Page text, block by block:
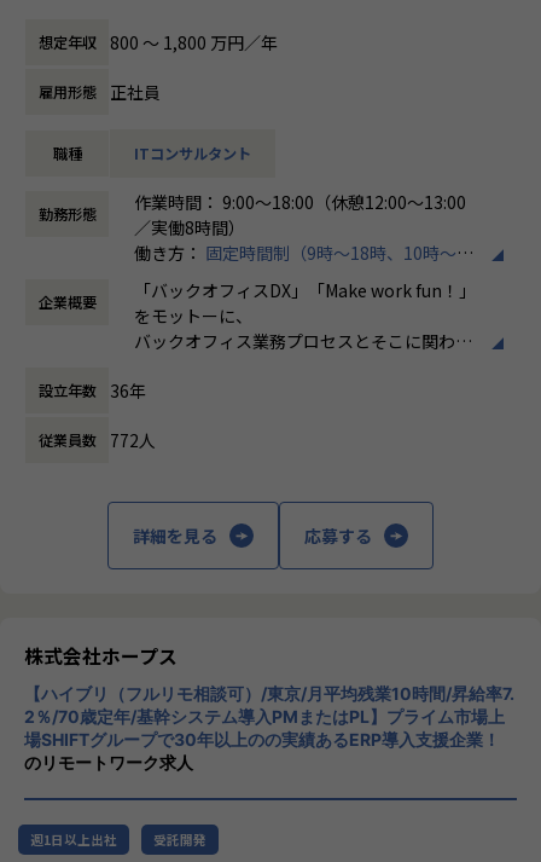
る」
・「日本で新しいマーケットを開拓する」
・「日本でもっと浸透させ、よりよい未来を創る」
だける方からのご応募をお待ちしております！
＜ホープスBLOGもご覧ください＞
プロジェクトの具体例やホープスの社風が分かる記事を掲載
しております！
是非ご覧ください！
HOPES Blog：https://blog.hopes-ise.co.jp/
・開発に強いホープス！そのため上流～下流工程まで案件の
・上流工程やマネジメント、コンサルタントにステップアッ
・ハイブリッド勤務あり！
・平均残業時間が月10時間！ワークライフバランスも整った
【業務の変更の範囲】
IT開発関連業務
実務を通してAWSの設計・構築スキルを高めるため、ホープ
スへご入社。
・Iさん（40代前半）
用・EOL対応に携わり、TerraformやAnsibleを用いた自動
AWS環境の保守・改善を中心に、ユーザー調整・スケジュー
ル管理も担当し、技術とマネジメントの両面からプロジェク
上流工程からシステム全体を俯瞰して関わった経験を活か
し、運用・保守だけでなく設計・構築に継続的に関われる環
境を求め、ホープスへご入社。
・Oさん（50代前半）
運用担当として従事。
ストとして活躍できる場を求めホープスへご入社。
「バックオフィスDX」「Make work fun！」をモットーに、
バックオフィス業務とそこに関わる人たちの働き方を変えて
いくことを通して、企業競争力を向上させることを使命とし
ています。
ヒトが元気になれば、ビジネスも活性化する。​
HOPESはヒトが何をすべきかを追求し、ITの力で “働くを楽
しく” へリノベートすることで社会に貢献します。​
ホープスでは、リモートワーク活用があり平
く、プロジェクトに応じて柔軟な働き方がで
ています。
具体的には、以下のような業務に携わっていただきます。
・SAPシステムの導入プロジェクト支援（要件定義、設計、
実装、テスト、運用保守）
・クライアントとの折衝および課題解決の提案
売上過去最高記録を更新している当社では、今まさに第二次
準大手から中堅規模の企業に特化して、プライム案件、ERP
導入案件、DX推進案件の拡大に注力しております。
SAPコンサルタントとして組織を一緒に作っていただける方
ホープスは、ERP・ERP周辺のシステム開発・導入、
・MISSION「ワークをもっとワクワクに」
ヒトが元気になれば、ビジネスも活性化する。
・VISION「基幹系業務DXをリード」
ITの力で人手不足の解消と流動性の拡大に寄与するサービス
を提供し、世の中の仕事の標準化の輪を広げます。
【ホープスの目指す世界】
《ERP導入を支援し、業務標準化の輪を広げる》
準大手から中堅規模の企業においては実現していない企業が
想定年収 800 〜 1,800 万円／年
雇用形態 正社員
職種 ITコンサルタント
勤務形態
作業時間： 9:00～18:00（休憩12:00～13:00
／実働8時間）
働き方： 固定時間制（9時～18時、10時～19
時など）
時間外労働の有無： 有（月平均10時間）
休憩時間： 60分
企業概要
「バックオフィスDX」「Make work fun！」
をモットーに、
バックオフィス業務プロセスとそこに関わる
企業競争力を向上させることを使命としてい
チ開発やコンサルティングまで幅広いサービ
スを提供しています。クラウドERPやローコ
ード開発を柱とし、業務効率化やDX推進、経
CloudやOracle ERP Cloudなどを活用し、企
業の業務プロセスを最適化し、経営管理の強
化を図っています1。
社風/文化
ホープスは、若手社員が活躍できる環境で、
社内の風通しが良く、活気に満ちた雰囲気が
特徴です。多様性を重視し、様々な国籍や背
景を持つ社員が協力し合いながら働いていま
設立年数 36年
従業員数 772人
詳細を見る 応募する
株式会社ホープス
【ハイブリ（フルリモ相談可）/東京/月平均残業10時間/昇給率7.
2％/70歳定年/基幹システム導入PMまたはPL】プライム市場上
場SHIFTグループで30年以上のの実績あるERP導入支援企業！
のリモートワーク求人
週1日以上出社 受託開発